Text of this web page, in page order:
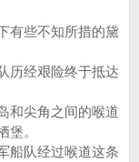
些不知所措的黛
经艰险终于抵达
尖角之间的喉道
堡。
队经过喉道这条